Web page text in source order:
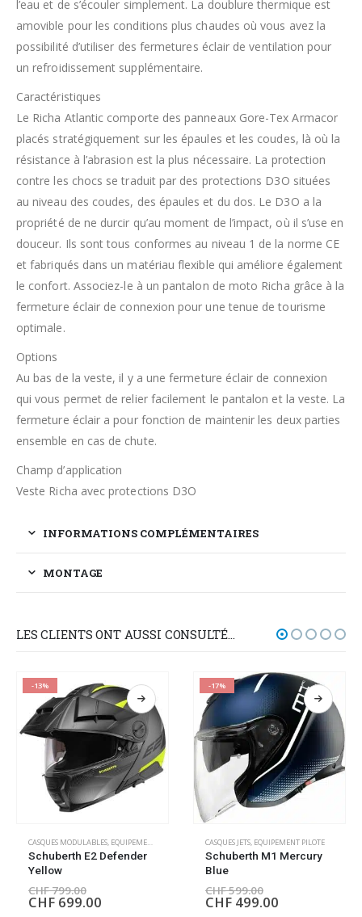
l’eau et de s’écouler simplement. La doublure thermique est
amovible pour les conditions plus chaudes où vous avez la
possibilité d’utiliser des fermetures éclair de ventilation pour
un refroidissement supplémentaire.
Caractéristiques
Le Richa Atlantic comporte des panneaux Gore-Tex Armacor
placés stratégiquement sur les épaules et les coudes, là où la
résistance à l’abrasion est la plus nécessaire. La protection
contre les chocs se traduit par des protections D3O situées
au niveau des coudes, des épaules et du dos. Le D3O a la
propriété de ne durcir qu’au moment de l’impact, où il s’use en
douceur. Ils sont tous conformes au niveau 1 de la norme CE
et fabriqués dans un matériau flexible qui améliore également
le confort. Associez-le à un pantalon de moto Richa grâce à la
fermeture éclair de connexion pour une tenue de tourisme
optimale.
Options
Au bas de la veste, il y a une fermeture éclair de connexion
qui vous permet de relier facilement le pantalon et la veste. La
fermeture éclair a pour fonction de maintenir les deux parties
ensemble en cas de chute.
Champ d’application
Veste Richa avec protections D3O
INFORMATIONS COMPLÉMENTAIRES
MONTAGE
LES CLIENTS ONT AUSSI CONSULTÉ…
-13%
CASQUES MODULABLES, EQUIPEMENT PILOTE
Schuberth E2 Defender
Yellow
CHF799.00
CHF 699.00
-17%
CASQUES JETS, EQUIPEMENT PILOTE
Schuberth M1 Mercury
Blue
CHF599.00
CHF 499.00